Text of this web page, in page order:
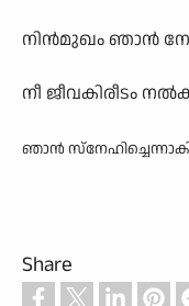
നിൻമുഖം ഞാൻ
നീ ജീവകിരീടം
ഞാൻ
Share